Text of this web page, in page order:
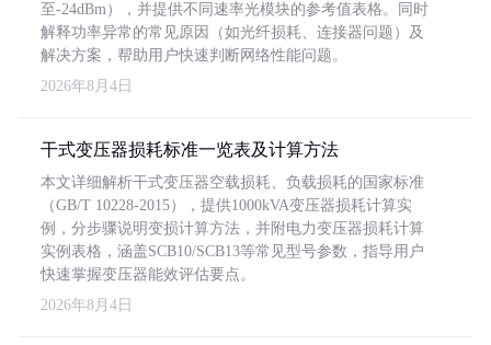
至-24dBm），并提供不同速率光模块的参考值表格。同时
解释功率异常的常见原因（如光纤损耗、连接器问题）及
解决方案，帮助用户快速判断网络性能问题。
2026年8月4日
干式变压器损耗标准一览表及计算方法
本文详细解析干式变压器空载损耗、负载损耗的国家标准
（GB/T 10228-2015），提供1000kVA变压器损耗计算实
例，分步骤说明变损计算方法，并附电力变压器损耗计算
实例表格，涵盖SCB10/SCB13等常见型号参数，指导用户
快速掌握变压器能效评估要点。
2026年8月4日